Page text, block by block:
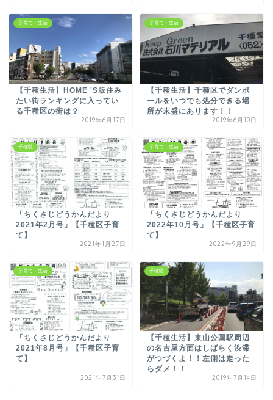
子育て・生活
【千種生活】HOME 'S版住み
たい街ランキングに入ってい
る千種区の街は？
2019年6月17日
子育て・生活
【千種生活】千種区でダンボ
ールをいつでも処分できる場
所が末盛にあります！！
2019年6月10日
千種区
「ちくさじどうかんだより
2021年2月号」【千種区子育
て】
2021年1月27日
子育て・生活
「ちくさじどうかんだより
2022年10月号」【千種区子育
て】
2022年9月29日
子育て・生活
「ちくさじどうかんだより
2021年8月号」【千種区子育
て】
2021年7月31日
千種区
【千種生活】東山公園駅周辺
の名古屋方面はしばらく渋滞
がつづくよ！！左側は走った
らダメ！！
2019年7月14日